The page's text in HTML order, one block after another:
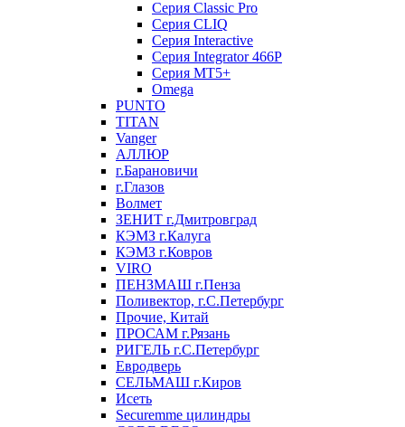
Серия Classic Pro
Серия CLIQ
Серия Interactive
Серия Integrator 466P
Серия MT5+
Omega
PUNTO
TITAN
Vanger
АЛЛЮР
г.Барановичи
г.Глазов
Волмет
ЗЕНИТ г.Дмитровград
КЭМЗ г.Калуга
КЭМЗ г.Ковров
VIRO
ПЕНЗМАШ г.Пенза
Поливектор, г.С.Петербург
Прочие, Китай
ПРОСАМ г.Рязань
РИГЕЛЬ г.С.Петербург
Евродверь
СЕЛЬМАШ г.Киров
Исеть
Securemme цилиндры